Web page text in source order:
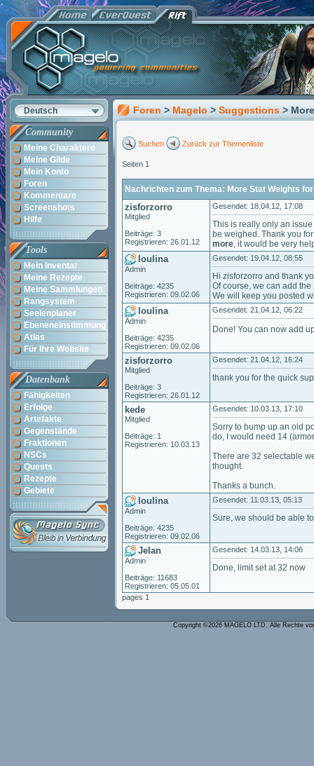
Deutsch
Community
Meine Charaktere
Meine Gilde
Mein Konto
Foren
Kommentare
Screenshots
Hilfe
Tools
Mein Inventar
Meine Rezepte
Meine Sammlungen
Rangsystem
Seelenplaner
Ebeneneinstimmung
Atlas
Für Ihre Website
Datenbank
Fähigkeiten
Erfolge
Artefakte
Gegenstände
Fraktionen
NSCs
Quests
Rezepte
Gebiete
Foren > Magelo > Suggestions >
Suchen Zurück zur Themenliste
Seiten 1
Nachrichten zum Thema: More Stat Weights
zisforzorro
Mitglied
Beiträge: 3
Registrieren: 26.01.12
Gesendet: 18.04.12, 17:08
This is really only an
be weighed. Thank you
more, it would be very
loulina
Admin
Beiträge: 4235
Registrieren: 09.02.06
Gesendet: 19.04.12, 08:55
Hi zisforzorro and thank
Of course, we can add
We will keep you posted
loulina
Admin
Beiträge: 4235
Registrieren: 09.02.06
Gesendet: 21.04.12, 06:22
Done! You can now add
zisforzorro
Mitglied
Beiträge: 3
Registrieren: 26.01.12
Gesendet: 21.04.12, 16:24
thank you for the quick
kede
Mitglied
Beiträge: 1
Registrieren: 10.03.13
Gesendet: 10.03.13, 17:10
Sorry to bump up an old
do, I would need 14
There are 32 selectable
thought.
Thanks a bunch.
loulina
Admin
Beiträge: 4235
Registrieren: 09.02.06
Gesendet: 11.03.13, 05:13
Sure, we should be able
Jelan
Admin
Beiträge: 11683
Registrieren: 05.05.01
Gesendet: 14.03.13, 14:06
Done, limit set at 32 now
pages 1
Copyright ©2026 MAGELO LTD. Alle Rechte